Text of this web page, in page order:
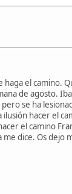
haga el camino.
de agosto.
se ha
hacer el
el camino
me dice. Os dejo